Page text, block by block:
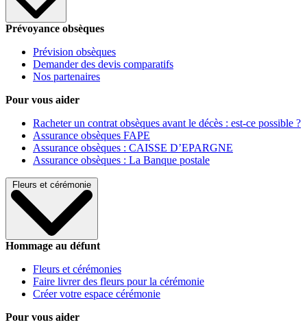
Prévoyance obsèques
Prévision obsèques
Demander des devis comparatifs
Nos partenaires
Pour vous aider
Racheter un contrat obsèques avant le décès : est-ce possible ?
Assurance obsèques FAPE
Assurance obsèques : CAISSE D’EPARGNE
Assurance obsèques : La Banque postale
Fleurs et cérémonie
Hommage au défunt
Fleurs et cérémonies
Faire livrer des fleurs pour la cérémonie
Créer votre espace cérémonie
Pour vous aider